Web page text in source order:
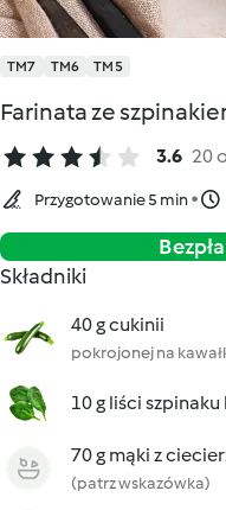
TM7 TM6 TM5
Farinata ze
3.6 20
Przygotowanie 5 min
Składniki
40 g cukinii
pokrojonej na
10 g liści
70 g mąki z
(patrz wskazówka)